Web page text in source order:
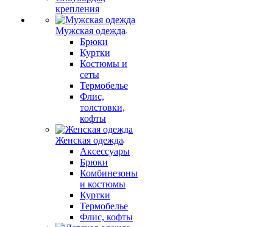
крепления
Мужская одежда
Брюки
Куртки
Костюмы и
сеты
Термобелье
Флис,
толстовки,
кофты
Женская одежда
Аксессуары
Брюки
Комбинезоны
и костюмы
Куртки
Термобелье
Флис, кофты